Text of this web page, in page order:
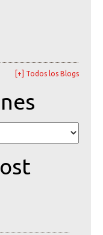
[+] Todos los Blogs